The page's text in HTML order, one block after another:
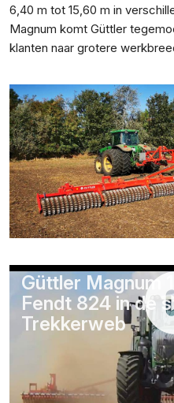
6,40 m tot 15,60 m in
Magnum komt Güttler
klanten naar grotere
Güttler Magnum
Fendt 824 in de
Trekkerweb